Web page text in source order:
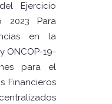
Ejercicio
2023 Para
en la
ONCOP-19-
para el
Financieros